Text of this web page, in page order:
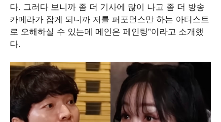
다. 그러다 보니까 좀 더 기사에 많이 나고 좀 더 방송
카메라가 잡게 되니까 저를 퍼포먼스만 하는 아티스트
로 오해하실 수 있는데 메인은 페인팅"이라고 소개했
다.